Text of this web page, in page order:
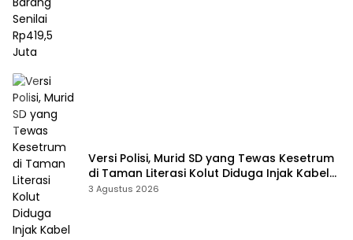
Versi Polisi, Murid SD yang Tewas Kesetrum
di Taman Literasi Kolut Diduga Injak Kabel
Beraliran Listrik
3 Agustus 2026